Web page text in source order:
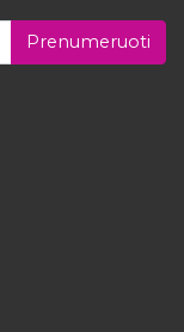
Prenumeruoti